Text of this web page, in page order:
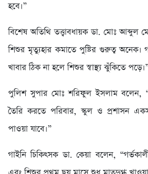
হবে।”
বিশেষ অতিথি তত্ত্বাবধায়ক ডা. মোঃ আব্দুল
শিশুর মৃত্যুহার কমাতে পুষ্টির গুরুত্ব অনেক।
খাবার ঠিক না হলে শিশুর স্বাস্থ্য ঝুঁকিতে
পুলিশ সুপার মোঃ শরিফুল ইসলাম বলেন,
তৈরি করতে পরিবার, স্কুল ও প্রশাসন
পাওয়া যাবে।”
গাইনি চিকিৎসক ডা. কেয়া বলেন,